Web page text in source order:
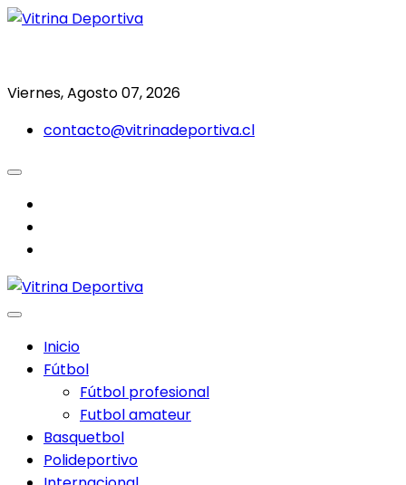
Saltar
Viernes, Agosto 07, 2026
contacto@vitrinadeportiva.cl
Inicio
Fútbol
Fútbol profesional
Futbol amateur
Basquetbol
Polideportivo